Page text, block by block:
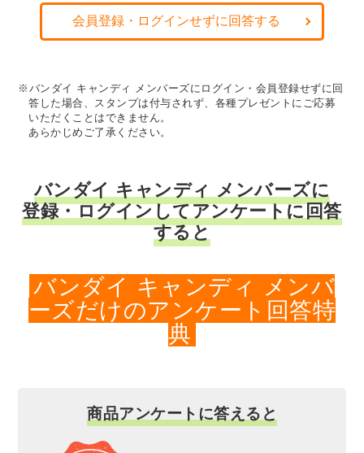
会員登録・ログインせずに回答する
※バンダイ キャンディ メンバーズにログイン・会員登録せずに回
答した場合、スタンプは付与されず、各種プレゼントにご応募
いただくことはできません。
あらかじめご了承ください。
バンダイ キャンディ メンバーズに
登録・ログインしてアンケートに回答
すると
バンダイ キャンディ メンバ
ーズだけのアンケート回答特
典
商品アンケートに答えると